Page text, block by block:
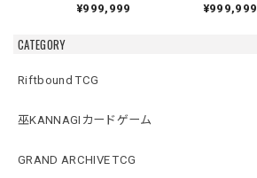
CATEGORY
Riftbound TCG
巫KANNAGIカードゲーム
GRAND ARCHIVE TCG
¥999,999 ¥999,999